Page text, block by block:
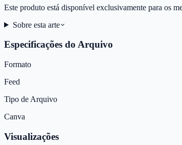
Este produto está disponível exclusivamente para os
Sobre esta arte
Especificações do Arquivo
Formato
Feed
Tipo de Arquivo
Canva
Visualizações